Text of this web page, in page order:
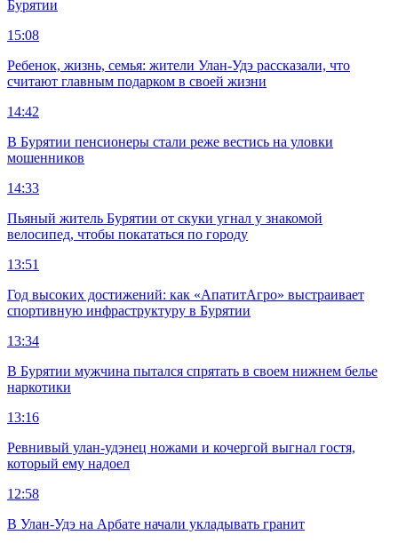
Бурятии
15:08
Ребенок, жизнь, семья: жители Улан-Удэ рассказали, что
считают главным подарком в своей жизни
14:42
В Бурятии пенсионеры стали реже вестись на уловки
мошенников
14:33
Пьяный житель Бурятии от скуки угнал у знакомой
велосипед, чтобы покататься по городу
13:51
Год высоких достижений: как «АпатитАгро» выстраивает
спортивную инфраструктуру в Бурятии
13:34
В Бурятии мужчина пытался спрятать в своем нижнем белье
наркотики
13:16
Ревнивый улан-удэнец ножами и кочергой выгнал гостя,
который ему надоел
12:58
В Улан-Удэ на Арбате начали укладывать гранит